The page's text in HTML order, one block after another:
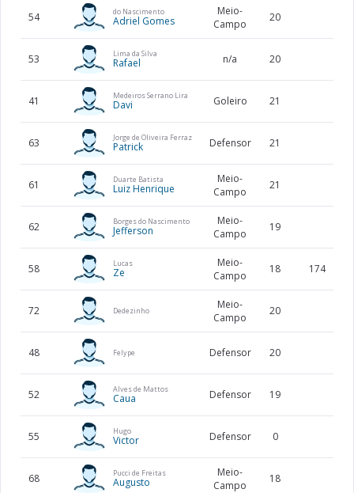
54 do Nascimento
Adriel Gomes
Meio-
Campo
20
53 Lima da Silva
Rafael n/a 20
41 Medeiros Serrano Lira
Davi Goleiro 21
63 Jorge de Oliveira Ferraz
Patrick Defensor 21
61 Duarte Batista
Luiz Henrique
Meio-
Campo
21
62 Borges do Nascimento
Jefferson
Meio-
Campo
19
58 Lucas
Ze
Meio-
Campo
18 174
72 Dedezinho
Meio-
Campo
20
48 Felype Defensor 20
52 Alves de Mattos
Caua Defensor 19
55 Hugo
Victor Defensor 0
68 Pucci de Freitas
Augusto
Meio-
Campo
18